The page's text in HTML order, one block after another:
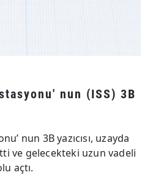
nun (ISS) 3B
nun 3B yazıcısı, uzayda
ve gelecekteki uzun vadeli
açtı.